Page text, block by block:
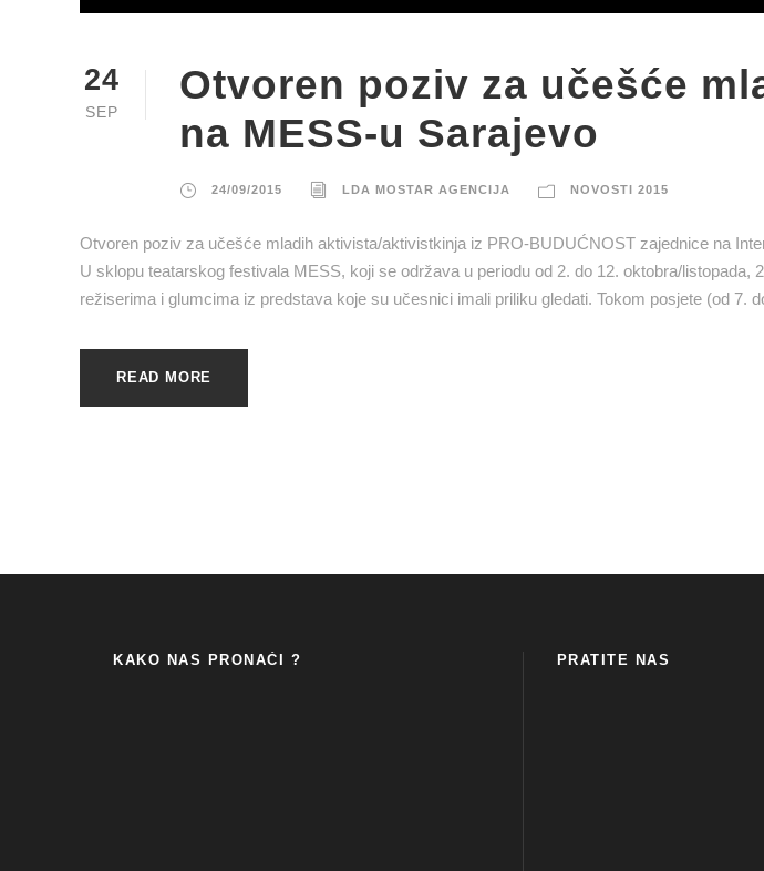
24
SEP
Otvoren poziv za učešće
na MESS-u Sarajevo
24/09/2015 LDA MOSTAR AGENCIJA NOVOSTI 2015
Otvoren poziv za učešće mladih aktivista/aktivistkinja iz PRO-BUDUĆNOST zajednice na
U sklopu teatarskog festivala MESS, koji se održava u periodu od 2. do 12. oktobra/listopada,
režiserima i glumcima iz predstava koje su učesnici imali priliku gledati. Tokom posjete (od 7.
READ MORE
KAKO NAS PRONAĆI ? PRATITE NAS